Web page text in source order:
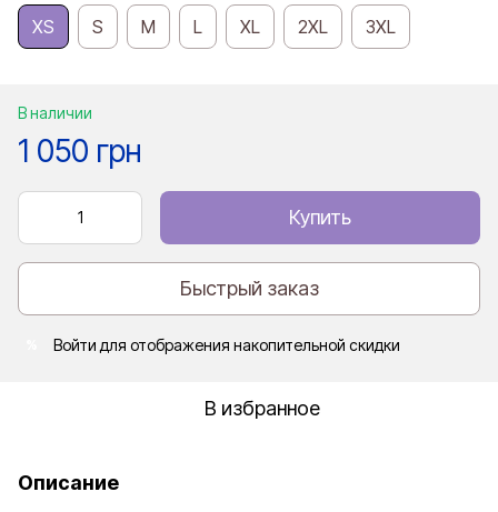
XS S M L XL 2XL 3XL
В наличии
1 050 грн
Купить
Быстрый заказ
Войти для отображения накопительной скидки
В избранное
Описание